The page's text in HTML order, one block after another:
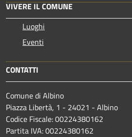
VIVERE IL COMUNE
Luoghi
Eventi
CONTATTI
Comune di Albino
Piazza Libertà, 1 - 24021 - Albino
Codice Fiscale: 00224380162
Partita IVA: 00224380162